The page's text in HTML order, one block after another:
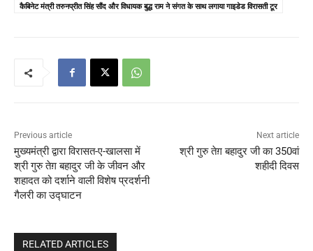
कैबिनेट मंत्री तरुनप्रीत सिंह सौंद और विधायक बुद्ध राम ने संगत के साथ लगाया गाइडेड विरासती टूर
Previous article
मुख्यमंत्री द्वारा विरासत-ए-खालसा में
श्री गुरु तेग़ बहादुर जी के जीवन और
शहादत को दर्शाने वाली विशेष प्रदर्शनी
गैलरी का उद्घाटन
Next article
श्री गुरु तेग़ बहादुर जी का 350वां
शहीदी दिवस
RELATED ARTICLES